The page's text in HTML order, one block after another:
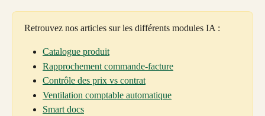
Retrouvez nos articles sur les différents modules IA :
Catalogue produit
Rapprochement commande-facture
Contrôle des prix vs contrat
Ventilation comptable automatique
Smart docs